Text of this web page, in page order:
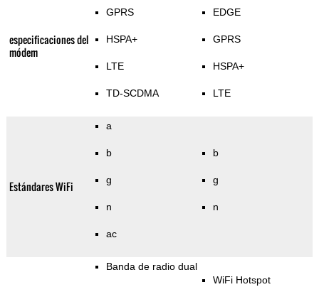
especificaciones del
módem
GPRS
HSPA+
LTE
TD-SCDMA
EDGE
GPRS
HSPA+
LTE
Estándares WiFi
a
b
g
n
ac
b
g
n
Banda de radio dual
WiFi Hotspot